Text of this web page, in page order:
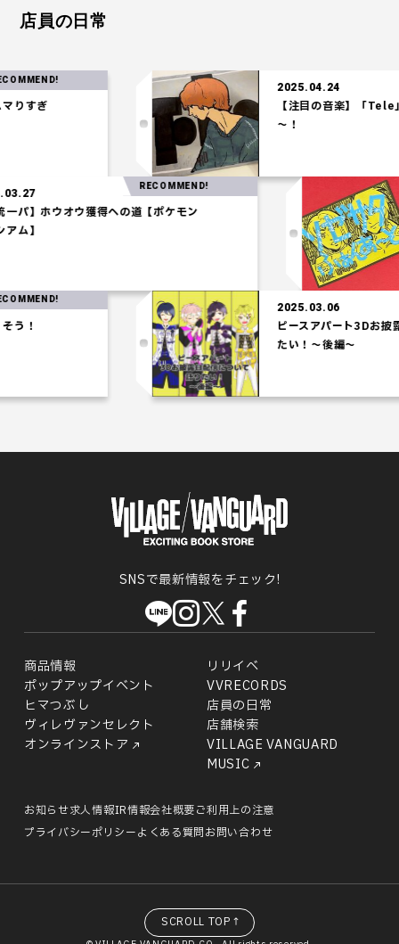
店員の日常
ぎ
2025.04.24
【注目の音楽】「Tele」の
～！
2025.03.27
【水統一パ】ホウオウ獲得への道【ポケモン
コロシアム】
RECOMMEND!
2025.03.06
ピースアパート3Dお披露目
たい！～後編～
SNSで最新情報をチェック!
商品情報
リリイベ
ポップアップイベント
VVRECORDS
ヒマつぶし
店員の日常
ヴィレヴァンセレクト
店舗検索
オンラインストア
VILLAGE VANGUARD
MUSIC
お知らせ求人情報IR情報会社概要ご利用上の注意
プライバシーポリシーよくある質問お問い合わせ
SCROLL TOP↑